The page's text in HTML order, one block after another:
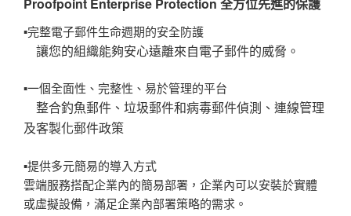
▪完整電子郵件生命週期的安全防護
讓您的組織能夠安心遠離來自電子郵件的威脅。
▪一個全面性、完整性、易於管理的平台
整合釣魚郵件、垃圾郵件和病毒郵件偵測、連線管理
及客製化郵件政策
▪提供多元簡易的導入方式
雲端服務搭配企業內的簡易部署，企業內可以安裝於實體
或虛擬設備，滿足企業內部署策略的需求。